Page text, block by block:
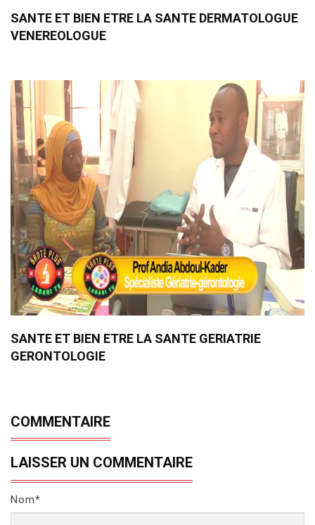
SANTE ET BIEN ETRE LA SANTE DERMATOLOGUE
VENEREOLOGUE
SANTE ET BIEN ETRE LA SANTE GERIATRIE
GERONTOLOGIE
COMMENTAIRE
LAISSER UN COMMENTAIRE
Nom*